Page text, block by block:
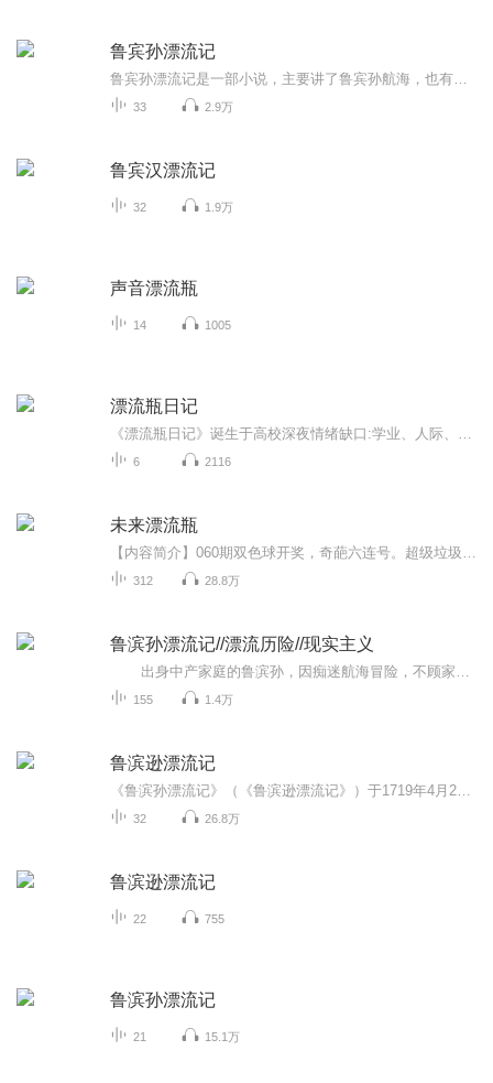
鲁宾孙漂流记
33 2.9万
鲁宾汉漂流记
32 1.9万
声音漂流瓶
14 1005
漂流瓶日记
6 2116
未来漂流瓶
312 28.8万
鲁滨孙漂流记//漂流历险//现实主义
155 1.4万
鲁滨逊漂流记
32 26.8万
鲁滨逊漂流记
22 755
鲁滨孙漂流记
21 15.1万